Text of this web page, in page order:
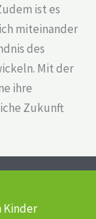
ist es
miteinander
des
Mit der
ihre
Zukunft
Kinder